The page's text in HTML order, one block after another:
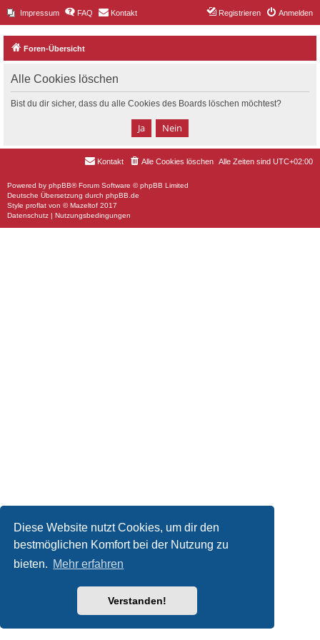
Diese Website nutzt Cookies, um dir den
bestmöglichen Komfort bei der Nutzung zu
bieten. Mehr erfahren
Verstanden!
Impressum FAQ Kontakt Anmelden
Registrieren
Foren-Übersicht
Alle Cookies löschen
Bist du dir sicher, dass du alle Cookies des Boards löschen möchtest?
Alle Zeiten sind UTC+02:00
Alle Cookies löschen
Kontakt
Powered by phpBB® Forum Software © phpBB Limited
Deutsche Übersetzung durch phpBB.de
Style proflat von ©Mazeltof 2017
Datenschutz | Nutzungsbedingungen